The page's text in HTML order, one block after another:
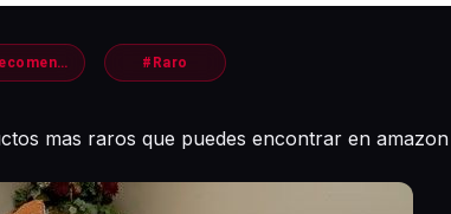
#Recomendaciones #Raro
mas raros que puedes encontrar en amazon